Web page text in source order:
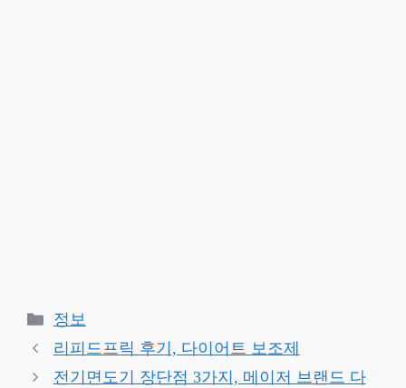
Categories
정보
리피드프릭 후기, 다이어트 보조제
전기면도기 장단점 3가지, 메이저 브랜드 다